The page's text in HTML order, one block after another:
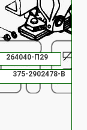
264040-П29
375-2902478-В